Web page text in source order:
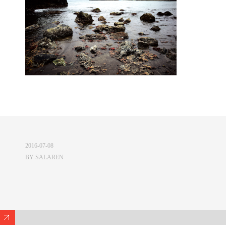
2016-07-08
BY SALAREN